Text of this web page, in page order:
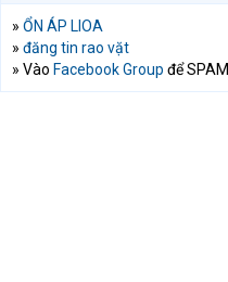
» ỔN ÁP LIOA
» đăng tin rao vặt
» Vào Facebook Group để SPAM